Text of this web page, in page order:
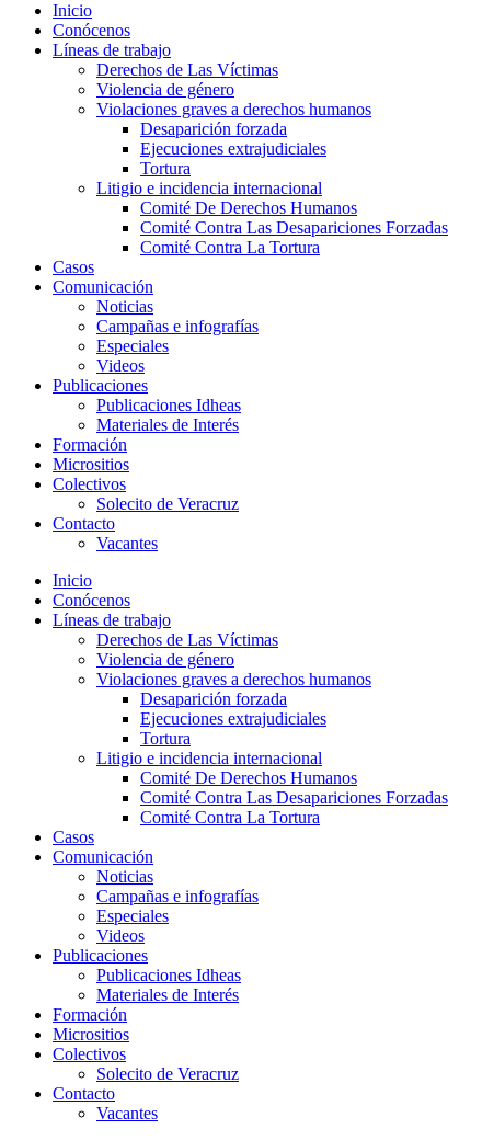
Inicio
Conócenos
Líneas de trabajo
Derechos de Las Víctimas
Violencia de género
Violaciones graves a derechos humanos
Desaparición forzada​
Ejecuciones extrajudiciales
Tortura
Litigio e incidencia internacional
Comité De Derechos Humanos​
Comité Contra Las Desapariciones Forzadas
Comité Contra La Tortura​
Casos
Comunicación
Noticias
Campañas e infografías
Especiales
Videos
Publicaciones
Publicaciones Idheas
Materiales de Interés
Formación
Micrositios
Colectivos
Solecito de Veracruz
Contacto
Vacantes
Inicio
Conócenos
Líneas de trabajo
Derechos de Las Víctimas
Violencia de género
Violaciones graves a derechos humanos
Desaparición forzada​
Ejecuciones extrajudiciales
Tortura
Litigio e incidencia internacional
Comité De Derechos Humanos​
Comité Contra Las Desapariciones Forzadas
Comité Contra La Tortura​
Casos
Comunicación
Noticias
Campañas e infografías
Especiales
Videos
Publicaciones
Publicaciones Idheas
Materiales de Interés
Formación
Micrositios
Colectivos
Solecito de Veracruz
Contacto
Vacantes